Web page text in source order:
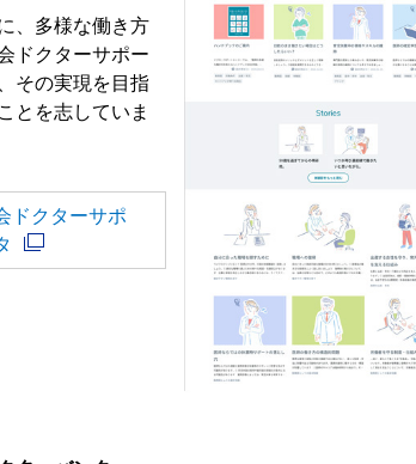
、多様な働き方
ドクターサポー
その実現を目指
とを志していま
ドクターサポ